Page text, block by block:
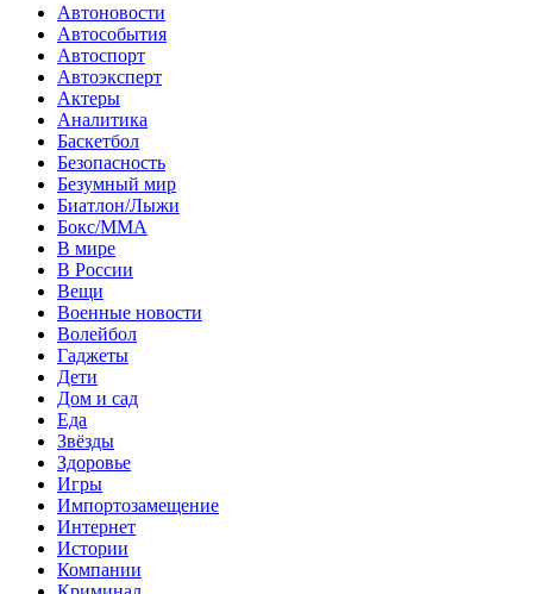
Автоновости
Автособытия
Автоспорт
Автоэксперт
Актеры
Аналитика
Баскетбол
Безопасность
Безумный мир
Биатлон/Лыжи
Бокс/MMA
В мире
В России
Вещи
Военные новости
Волейбол
Гаджеты
Дети
Дом и сад
Еда
Звёзды
Здоровье
Игры
Импортозамещение
Интернет
Истории
Компании